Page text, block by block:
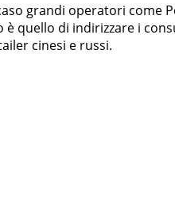
grandi operatori come
è quello di indirizzare i
cinesi e russi.